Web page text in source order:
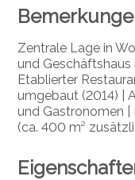
Zentrale Lage in
und Geschäftshaus
Etablierter
umgebaut (2014) |
und Gastronomen
(ca. 400 m²